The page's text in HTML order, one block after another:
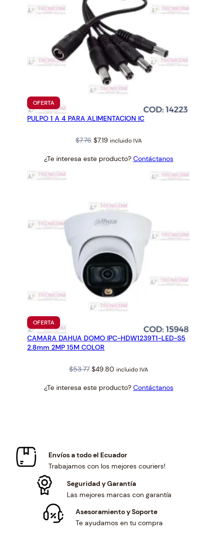
OFERTAPRODUCTO
EN
OFERTA
PULPO 1 A 4 PARA ALIMENTACION IC
$7.76 Original
was:
$7.19Current
is:
incluido IVA
¿Te interesa este producto? Contáctanos
OFERTAPRODUCTO
EN
OFERTA
CAMARA DAHUA DOMO IPC-HDW1239T1-LED-S5
2.8mm 2MP 15M COLOR
$53.77 Original
was:
$49.80Current
is:
incluido IVA
¿Te interesa este producto? Contáctanos
Envíos a todo el Ecuador
Trabajamos con los mejores couriers!
Seguridad y Garantía
Las mejores marcas con garantía
Asesoramiento y Soporte
Te ayudamos en tu compra